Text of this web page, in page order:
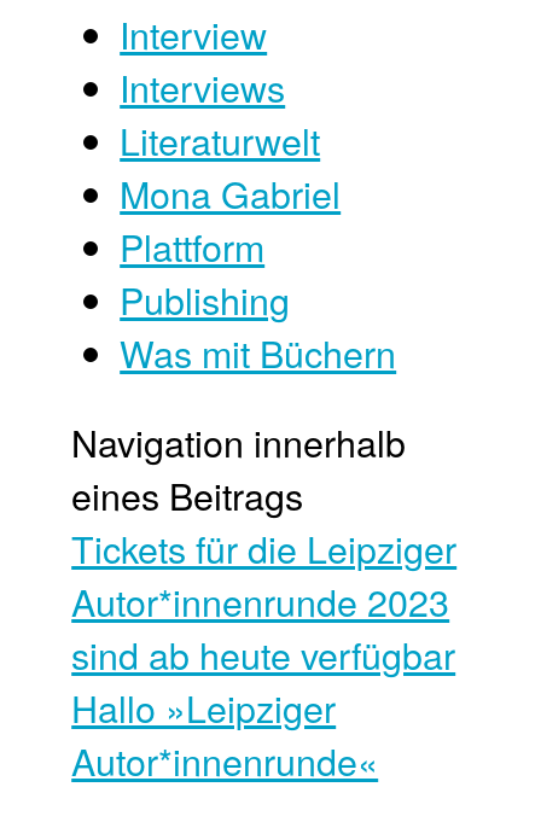
Interview
Interviews
Literaturwelt
Mona Gabriel
Plattform
Publishing
Was mit Büchern
Navigation innerhalb
eines Beitrags
Tickets für die Leipziger
Autor*innen­runde 2023
sind ab heute verfügbar
Hallo »Leipziger
Autor*innen­runde«